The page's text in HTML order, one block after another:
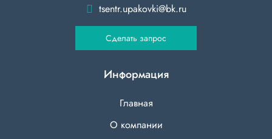
tsentr.upakovki@bk.ru
Сделать запрос
Информация
Главная
О компании